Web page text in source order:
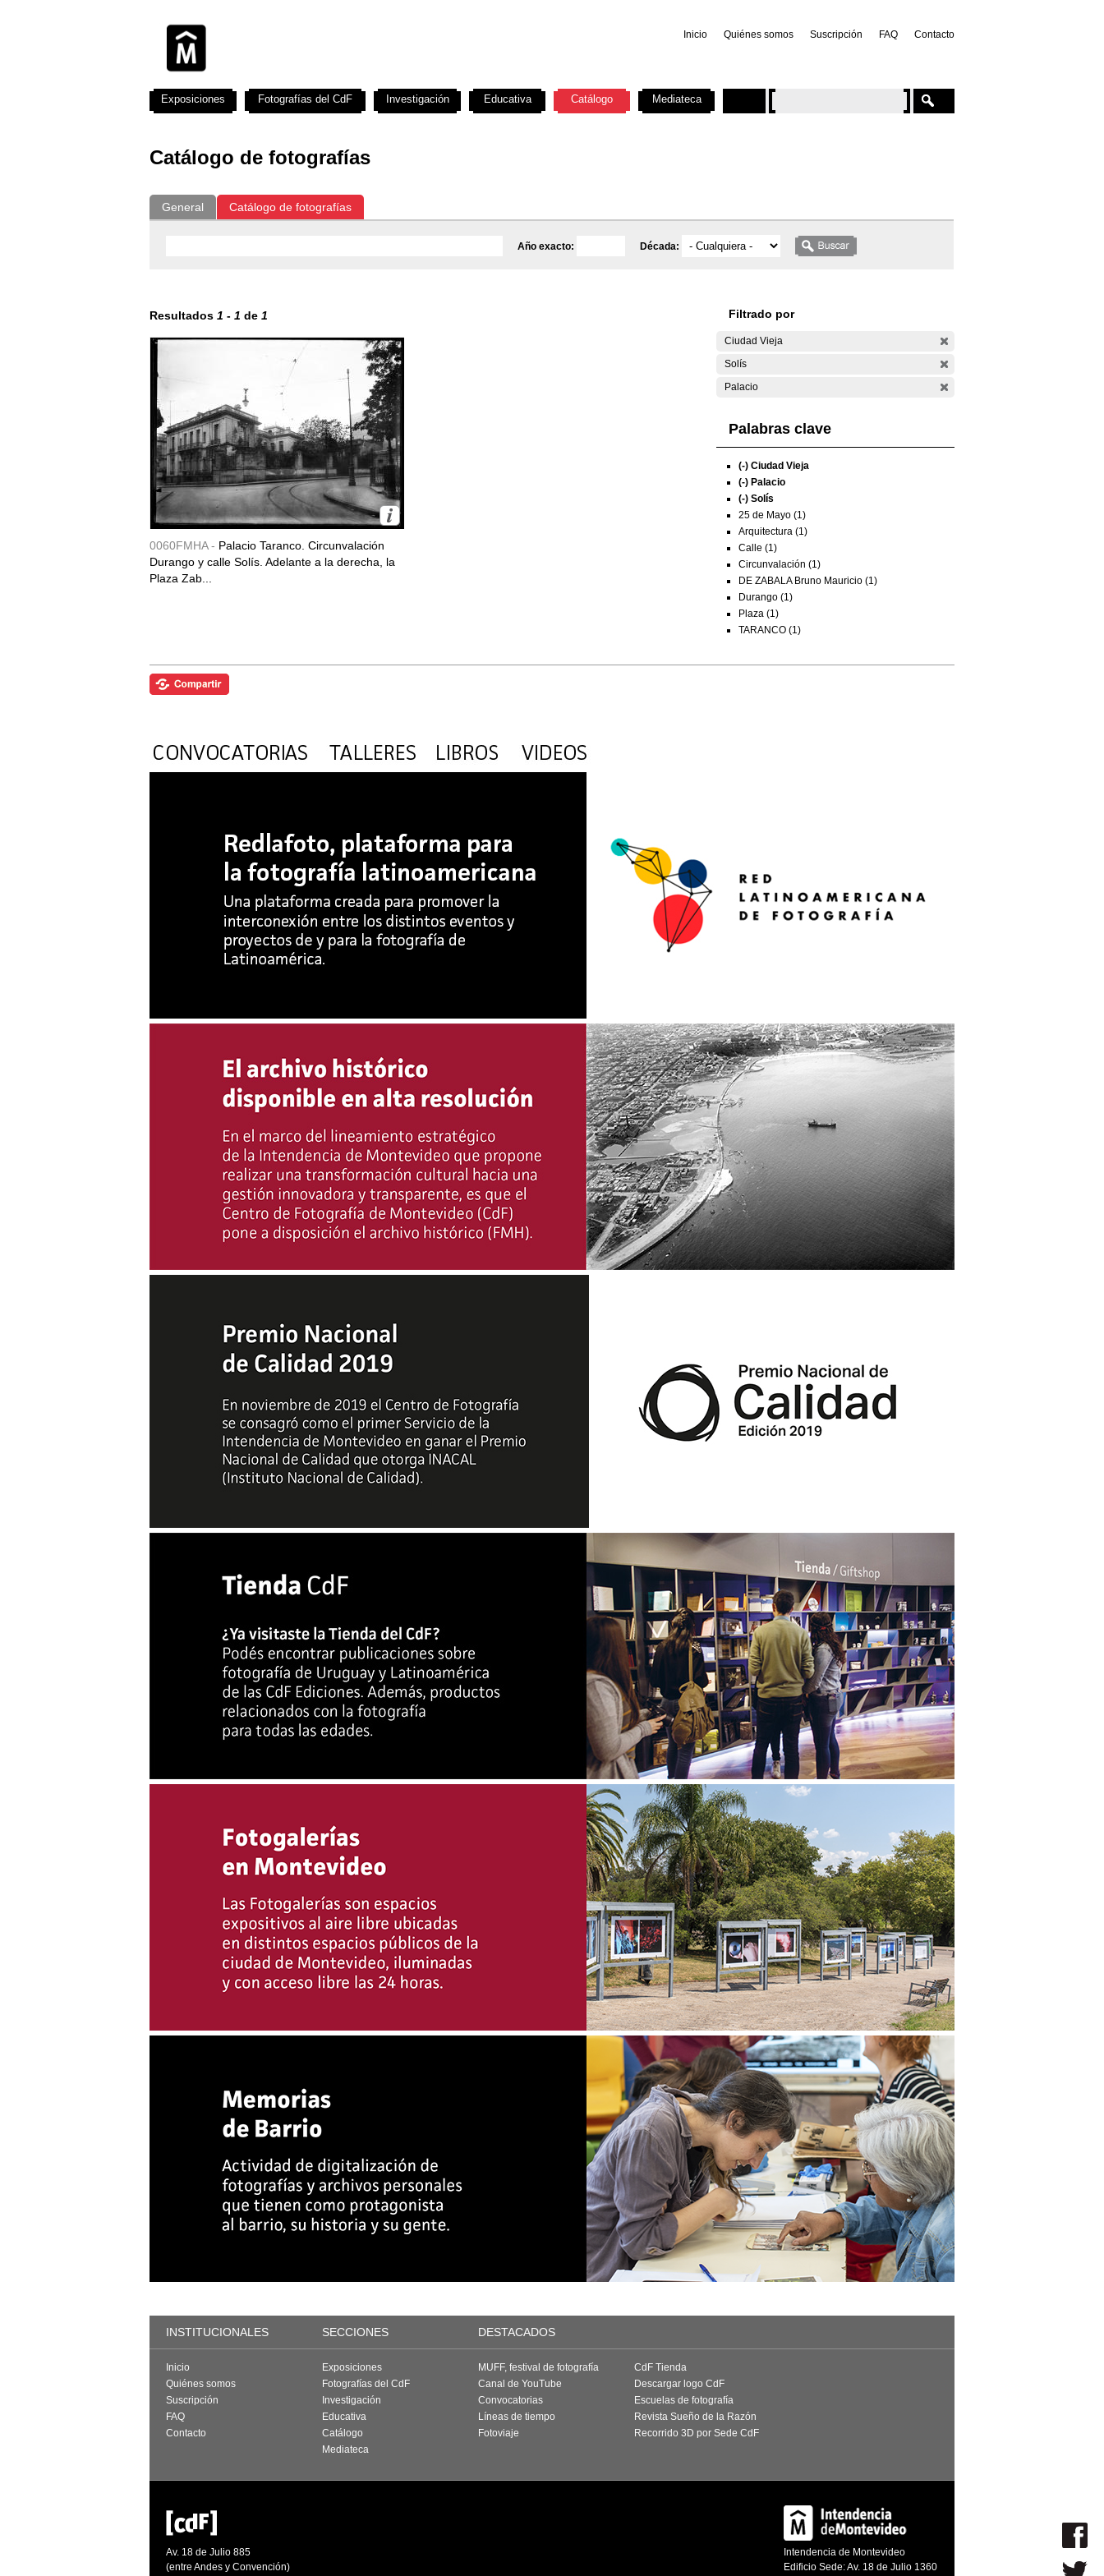
Inicio Quiénes somos Suscripción FAQ Contacto
Catálogo de fotografías
General Catálogo de fotografías
Año exacto: Década:
Resultados 1 - 1 de 1
0060FMHA - Palacio Taranco. Circunvalación
Durango y calle Solís. Adelante a la derecha, la
Plaza Zab...
Filtrado por
Ciudad Vieja
Solís
Palacio
Palabras clave
(-) Ciudad Vieja
(-) Palacio
(-) Solís
25 de Mayo (1)
Arquitectura (1)
Calle (1)
Circunvalación (1)
DE ZABALA Bruno Mauricio (1)
Durango (1)
Plaza (1)
TARANCO (1)
Exposiciones Fotografías del CdF Investigación Educativa Catálogo Mediateca
INSTITUCIONALES SECCIONES DESTACADOS
Inicio
Quiénes somos
Suscripción
FAQ
Contacto
Exposiciones
Fotografías del CdF
Investigación
Educativa
Catálogo
Mediateca
MUFF, festival de fotografía
Canal de YouTube
Convocatorias
Líneas de tiempo
Fotoviaje
CdF Tienda
Descargar logo CdF
Escuelas de fotografía
Revista Sueño de la Razón
Recorrido 3D por Sede CdF
Av. 18 de Julio 885
(entre Andes y Convención)
Intendencia de Montevideo
Edificio Sede: Av. 18 de Julio 1360